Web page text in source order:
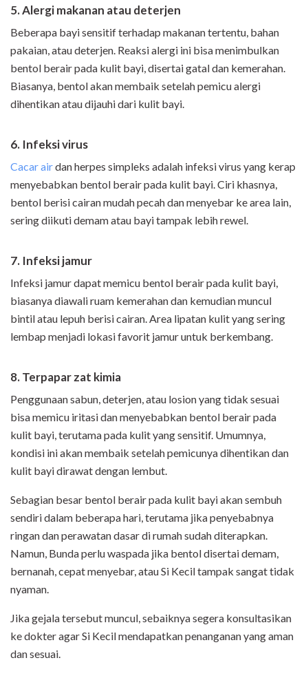
5. Alergi makanan atau deterjen
Beberapa bayi sensitif terhadap makanan tertentu, bahan
pakaian, atau deterjen. Reaksi alergi ini bisa menimbulkan
bentol berair pada kulit bayi, disertai gatal dan kemerahan.
Biasanya, bentol akan membaik setelah pemicu alergi
dihentikan atau dijauhi dari kulit bayi.
6. Infeksi virus
Cacar airdan herpes simpleks adalah infeksi virus yang kerap
menyebabkan bentol berair pada kulit bayi. Ciri khasnya,
bentol berisi cairan mudah pecah dan menyebar ke area lain,
sering diikuti demam atau bayi tampak lebih rewel.
7. Infeksi jamur
Infeksi jamur dapat memicu bentol berair pada kulit bayi,
biasanya diawali ruam kemerahan dan kemudian muncul
bintil atau lepuh berisi cairan. Area lipatan kulit yang sering
lembap menjadi lokasi favorit jamur untuk berkembang.
8. Terpapar zat kimia
Penggunaan sabun, deterjen, atau losion yang tidak sesuai
bisa memicu iritasi dan menyebabkan bentol berair pada
kulit bayi, terutama pada kulit yang sensitif. Umumnya,
kondisi ini akan membaik setelah pemicunya dihentikan dan
kulit bayi dirawat dengan lembut.
Sebagian besar bentol berair pada kulit bayi akan sembuh
sendiri dalam beberapa hari, terutama jika penyebabnya
ringan dan perawatan dasar di rumah sudah diterapkan.
Namun, Bunda perlu waspada jika bentol disertai demam,
bernanah, cepat menyebar, atau Si Kecil tampak sangat tidak
nyaman.
Jika gejala tersebut muncul, sebaiknya segera konsultasikan
ke dokter agar Si Kecil mendapatkan penanganan yang aman
dan sesuai.